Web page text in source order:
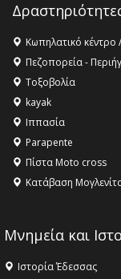
16:27 -
Κληρονομιάς
Όλυμπος
αγαθό εξέχουσας
ανθρωπότητα
16:18 -
ΣΤΗΝ ΕΔΕΣΣΑ
Κωπηλατικό κέντρο
Πεζοπορεία -
Τοξοβολία
kayak
Ιππασία
Parapente
Πίστα Moto cross
Κατάβαση
Μνημεία και
Ιστορία Έδεσσας